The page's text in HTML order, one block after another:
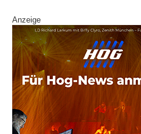
Anzeige